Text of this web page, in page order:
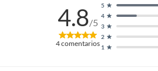
4.8/5
4comentarios 1
2
3
4
5